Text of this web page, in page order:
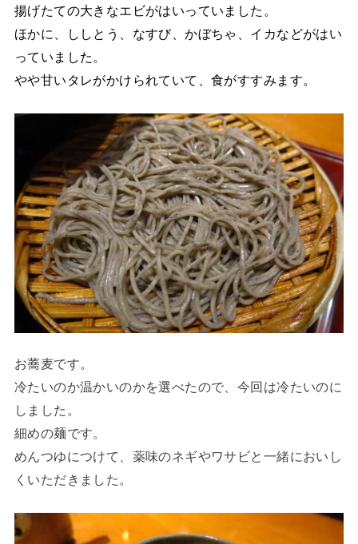
揚げたての大きなエビがはいっていました。
ほかに、ししとう、なすび、かぼちゃ、イカなどがはい
っていました。
やや甘いタレがかけられていて、食がすすみます。
お蕎麦です。
冷たいのか温かいのかを選べたので、今回は冷たいのに
しました。
細めの麺です。
めんつゆにつけて、薬味のネギやワサビと一緒においし
くいただきました。